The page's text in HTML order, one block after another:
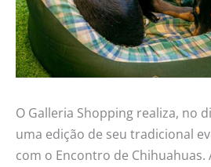
O Galleria Shopping realiza, no
uma edição de seu tradicional
com o Encontro de Chihuahuas.